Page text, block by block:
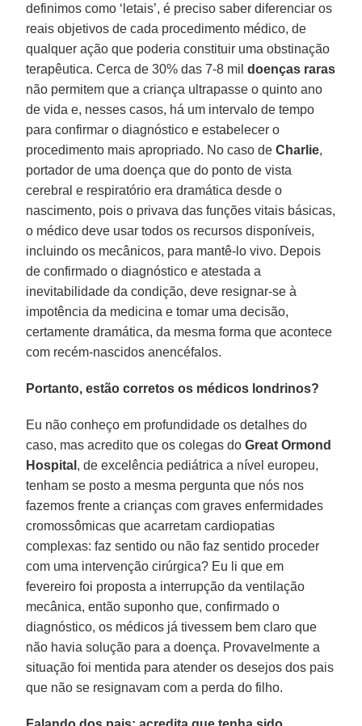
definimos como ‘letais’, é preciso saber diferenciar os
reais objetivos de cada procedimento médico, de
qualquer ação que poderia constituir uma obstinação
terapêutica. Cerca de 30% das 7-8 mildoenças raras
não permitem que a criança ultrapasse o quinto ano
de vida e, nesses casos, há um intervalo de tempo
para confirmar o diagnóstico e estabelecer o
procedimento mais apropriado. No caso deCharlie,
portador de uma doença que do ponto de vista
cerebral e respiratório era dramática desde o
nascimento, pois o privava das funções vitais básicas,
o médico deve usar todos os recursos disponíveis,
incluindo os mecânicos, para mantê-lo vivo. Depois
de confirmado o diagnóstico e atestada a
inevitabilidade da condição, deve resignar-se à
impotência da medicina e tomar uma decisão,
certamente dramática, da mesma forma que acontece
com recém-nascidos anencéfalos.
Portanto, estão corretos os médicos londrinos?
Eu não conheço em profundidade os detalhes do
caso, mas acredito que os colegas doGreat Ormond
Hospital , de excelência pediátrica a nível europeu,
tenham se posto a mesma pergunta que nós nos
fazemos frente a crianças com graves enfermidades
cromossômicas que acarretam cardiopatias
complexas: faz sentido ou não faz sentido proceder
com uma intervenção cirúrgica? Eu li que em
fevereiro foi proposta a interrupção da ventilação
mecânica, então suponho que, confirmado o
diagnóstico, os médicos já tivessem bem claro que
não havia solução para a doença. Provavelmente a
situação foi mentida para atender os desejos dos pais
que não se resignavam com a perda do filho.